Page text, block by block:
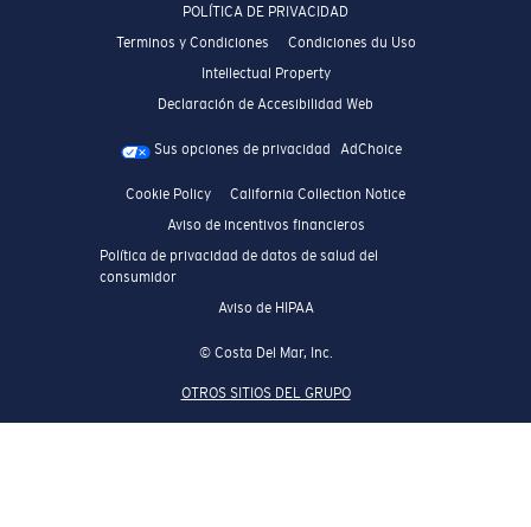
POLÍTICA DE PRIVACIDAD
Terminos y Condiciones
Condiciones du Uso
Intellectual Property
Declaración de Accesibilidad Web
Sus opciones de privacidad AdChoice
Cookie Policy
California Collection Notice
Aviso de incentivos financieros
Política de privacidad de datos de salud del
consumidor
Aviso de HIPAA
© Costa Del Mar, Inc.
OTROS SITIOS DEL GRUPO